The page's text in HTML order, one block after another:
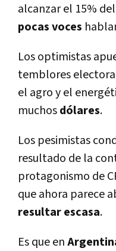
alcanzar el 15%
pocasvoces
Los optimistas
temblores
el agro y el
muchosdólares.
Los pesimistas
resultado de la
protagonismo de
que ahora parece
resultarescasa.
Es que en